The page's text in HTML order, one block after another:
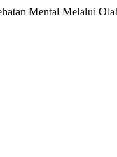
Mental Melalui